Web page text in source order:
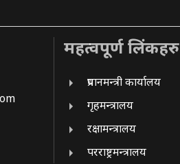
महत्वपूर्ण लिंकहरु
प्रधानमन्त्री कार्यालय
गृहमन्त्रालय
रक्षामन्त्रालय
परराष्ट्रमन्त्रालय